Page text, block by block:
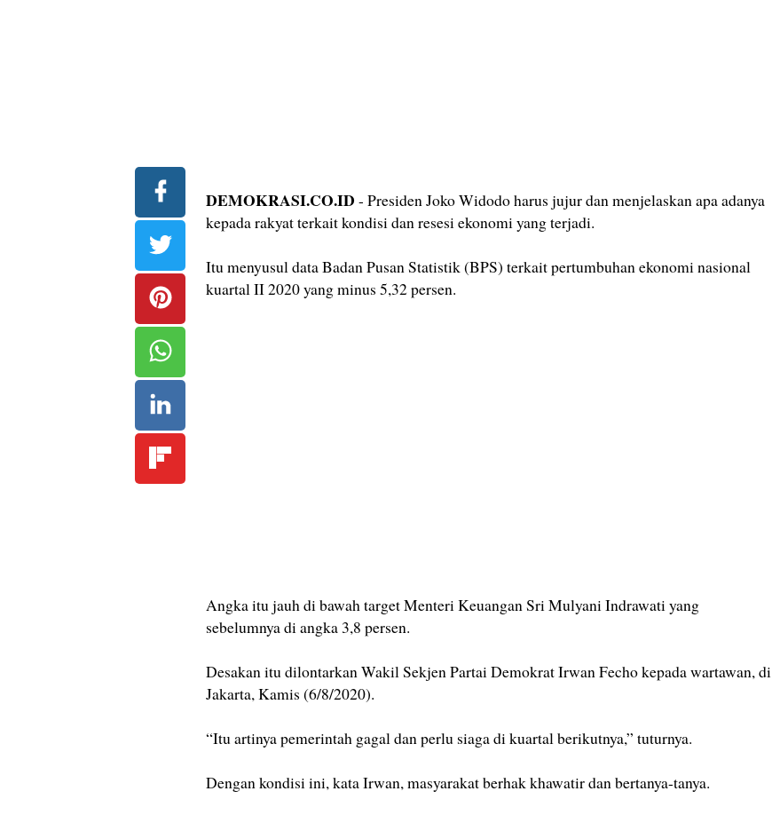
DEMOKRASI.CO.ID - Presiden Joko Widodo harus jujur dan menjelaskan apa adanya
kepada rakyat terkait kondisi dan resesi ekonomi yang terjadi.
Itu menyusul data Badan Pusan Statistik (BPS) terkait pertumbuhan ekonomi nasional
kuartal II 2020 yang minus 5,32 persen.
Angka itu jauh di bawah target Menteri Keuangan Sri Mulyani Indrawati yang
sebelumnya di angka 3,8 persen.
Desakan itu dilontarkan Wakil Sekjen Partai Demokrat Irwan Fecho kepada wartawan, di
Jakarta, Kamis (6/8/2020).
“Itu artinya pemerintah gagal dan perlu siaga di kuartal berikutnya,” tuturnya.
Dengan kondisi ini, kata Irwan, masyarakat berhak khawatir dan bertanya-tanya.